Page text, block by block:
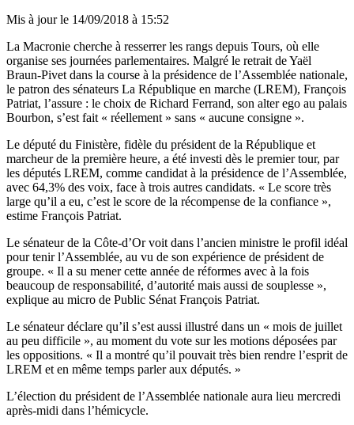
Mis à jour le 14/09/2018 à 15:52
La Macronie cherche à resserrer les rangs depuis Tours, où elle
organise ses journées parlementaires. Malgré le retrait de Yaël
Braun-Pivet dans la course à la présidence de l’Assemblée nationale,
le patron des sénateurs La République en marche (LREM), François
Patriat, l’assure : le choix de Richard Ferrand, son alter ego au palais
Bourbon, s’est fait « réellement » sans « aucune consigne ».
Le député du Finistère, fidèle du président de la République et
marcheur de la première heure, a été investi dès le premier tour, par
les députés LREM, comme candidat à la présidence de l’Assemblée,
avec 64,3% des voix, face à trois autres candidats. « Le score très
large qu’il a eu, c’est le score de la récompense de la confiance »,
estime François Patriat.
Le sénateur de la Côte-d’Or voit dans l’ancien ministre le profil idéal
pour tenir l’Assemblée, au vu de son expérience de président de
groupe. « Il a su mener cette année de réformes avec à la fois
beaucoup de responsabilité, d’autorité mais aussi de souplesse »,
explique au micro de Public Sénat François Patriat.
Le sénateur déclare qu’il s’est aussi illustré dans un « mois de juillet
au peu difficile », au moment du vote sur les motions déposées par
les oppositions. « Il a montré qu’il pouvait très bien rendre l’esprit de
LREM et en même temps parler aux députés. »
L’élection du président de l’Assemblée nationale aura lieu mercredi
après-midi dans l’hémicycle.